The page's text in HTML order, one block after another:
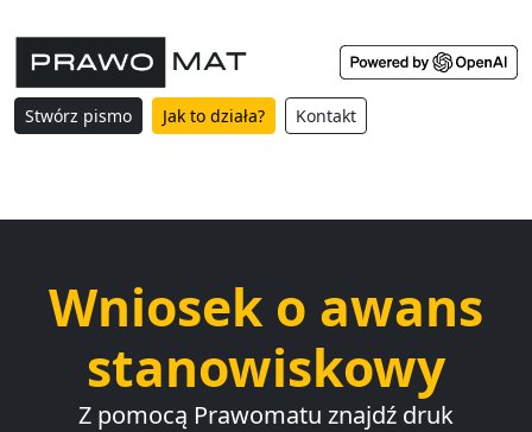
Stwórz pismo Jak to działa? Kontakt
Wniosek o awans
stanowiskowy
Z pomocą Prawomatu znajdź druk